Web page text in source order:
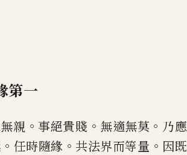
第一
親 。事絕貴賤 。 無適無莫 。 乃應
。 任時隨緣 。共法界而等量 。 因既